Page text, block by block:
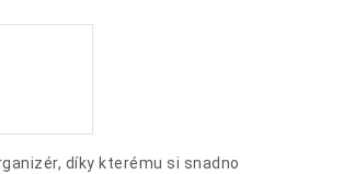
Obchodní podmínky
Reklamační řád
díky kterému si snadno